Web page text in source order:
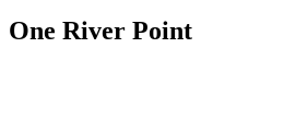
One River Point